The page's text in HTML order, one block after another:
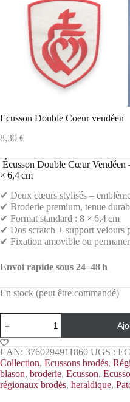
Ecusson Double Coeur vendéen
8,30 €
Écusson Double Cœur
× 6,4 cm
✔ Deux cœurs stylisés –
✔ Broderie premium, tenue
✔ Format standard : 8 × 6,4 cm
✔ Dos scratch + support velours
✔ Fixation amovible ou
Envoi rapide sous 24–48 h
En stock (peut être commandé)
EAN: 3760294911860 UGS :
Collection, Ecussons brodés,
blason, broderie, Ecusson,
régionaux brodés, heraldique,